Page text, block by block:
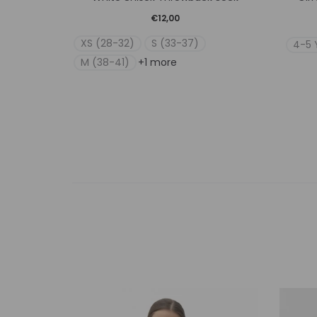
το
έχει
€12,00
XS (28-32)
S (33-37)
M (38-41)
+1 more
4-5